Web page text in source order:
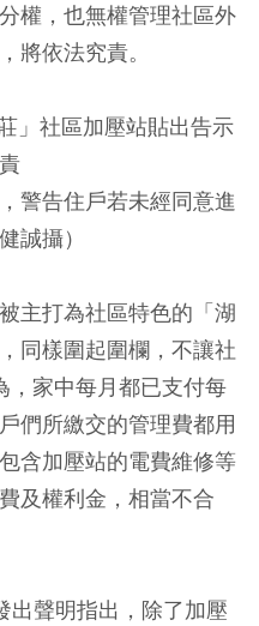
權，也無權管理社區外
將依法究責。
警告住戶若未經同意進
誠攝）
主打為社區特色的「湖
同樣圍起圍欄，不讓社
，家中每月都已支付每
戶們所繳交的管理費都用
含加壓站的電費維修等
及權利金，相當不合
出聲明指出，除了加壓